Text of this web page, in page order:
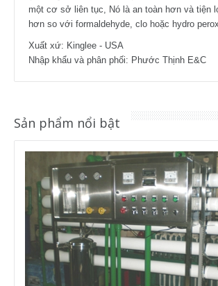
một cơ sở liên tục, Nó là an toàn hơn và tiện
hơn so với formaldehyde, clo hoặc hydro
Xuất xứ: Kinglee - USA
Nhập khẩu và phân phối: Phước Thịnh E&C
Sản phẩm nổi bật